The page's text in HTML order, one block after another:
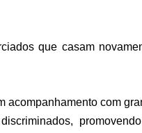
que casam
acompanhamento com